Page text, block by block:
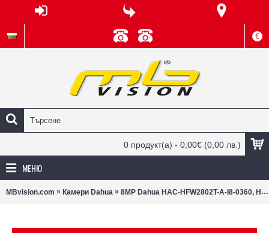
€
0 продукт(а) - 0,00€ (0,00 лв.)
МЕНЮ
MBvision.com » Камери Dahua » 8MP Dahua HAC-HFW2802T-A-I8-0360, HD-CVI камера, 3.6mm, IR 80m